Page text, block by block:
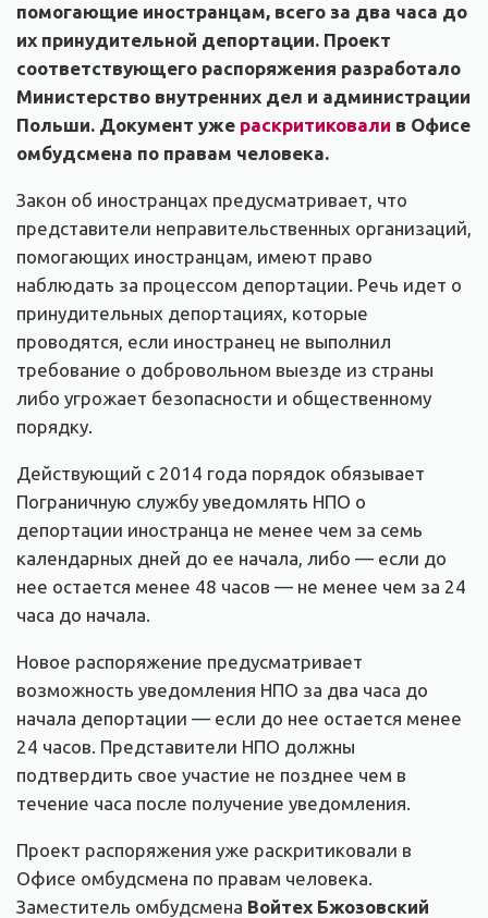
помогающие иностранцам, всего за два часа до
их принудительной депортации. Проект
соответствующего распоряжения разработало
Министерство внутренних дел и администрации
Польши. Документ уже раскритиковали в Офисе
омбудсмена по правам человека.
Закон об иностранцах предусматривает, что
представители неправительственных организаций,
помогающих иностранцам, имеют право
наблюдать за процессом депортации. Речь идет о
принудительных депортациях, которые
проводятся, если иностранец не выполнил
требование о добровольном выезде из страны
либо угрожает безопасности и общественному
порядку.
Действующий с 2014 года порядок обязывает
Пограничную службу уведомлять НПО о
депортации иностранца не менее чем за семь
календарных дней до ее начала, либо — если до
нее остается менее 48 часов — не менее чем за 24
часа до начала.
Новое распоряжение предусматривает
возможность уведомления НПО за два часа до
начала депортации — если до нее остается менее
24 часов. Представители НПО должны
подтвердить свое участие не позднее чем в
течение часа после получение уведомления.
Проект распоряжения уже раскритиковали в
Офисе омбудсмена по правам человека.
Заместитель омбудсмена Войтех Бжозовский